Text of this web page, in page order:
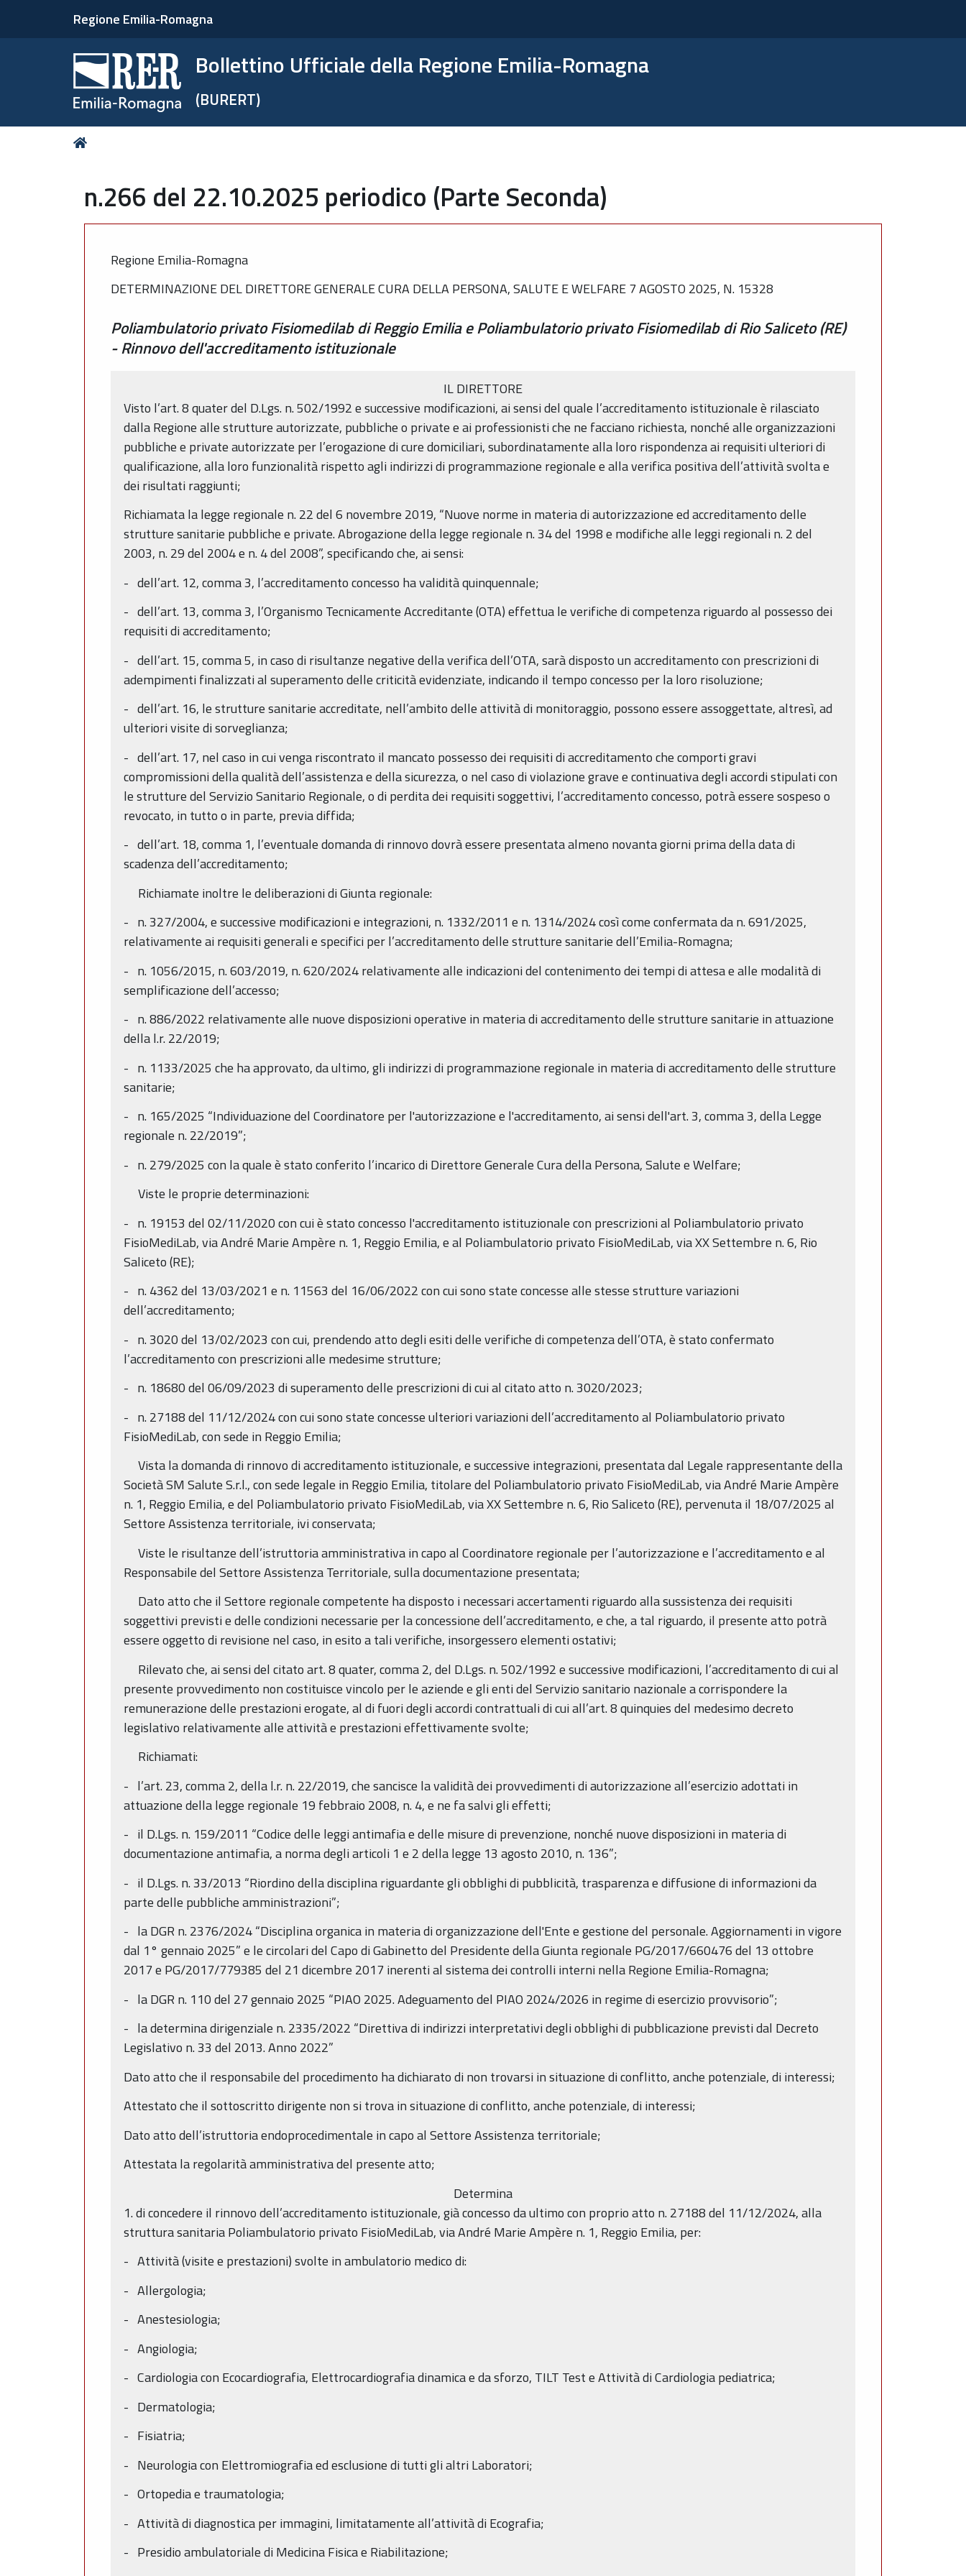
Regione Emilia-Romagna
Bollettino Ufficiale della Regione Emilia-Romagna
(BURERT)
Tu
n.266 del 22.10.2025 periodico (Parte Seconda)
Regione Emilia-Romagna
DETERMINAZIONE DEL DIRETTORE GENERALE CURA DELLA PERSONA, SALUTE E WELFARE 7 AGOSTO 2025, N. 15328
Poliambulatorio privato Fisiomedilab di Reggio Emilia e Poliambulatorio privato Fisiomedilab di Rio Saliceto (RE)
- Rinnovo dell'accreditamento istituzionale
IL DIRETTORE
Visto l’art. 8 quater del D.Lgs. n. 502/1992 e successive modificazioni, ai sensi del quale l’accreditamento istituzionale è rilasciato
dalla Regione alle strutture autorizzate, pubbliche o private e ai professionisti che ne facciano richiesta, nonché alle organizzazioni
pubbliche e private autorizzate per l’erogazione di cure domiciliari, subordinatamente alla loro rispondenza ai requisiti ulteriori di
qualificazione, alla loro funzionalità rispetto agli indirizzi di programmazione regionale e alla verifica positiva dell’attività svolta e
dei risultati raggiunti;
Richiamata la legge regionale n. 22 del 6 novembre 2019, “Nuove norme in materia di autorizzazione ed accreditamento delle
strutture sanitarie pubbliche e private. Abrogazione della legge regionale n. 34 del 1998 e modifiche alle leggi regionali n. 2 del
2003, n. 29 del 2004 e n. 4 del 2008”, specificando che, ai sensi:
- dell’art. 12, comma 3, l’accreditamento concesso ha validità quinquennale;
- dell’art. 13, comma 3, l’Organismo Tecnicamente Accreditante (OTA) effettua le verifiche di competenza riguardo al possesso dei
requisiti di accreditamento;
- dell’art. 15, comma 5, in caso di risultanze negative della verifica dell’OTA, sarà disposto un accreditamento con prescrizioni di
adempimenti finalizzati al superamento delle criticità evidenziate, indicando il tempo concesso per la loro risoluzione;
- dell’art. 16, le strutture sanitarie accreditate, nell’ambito delle attività di monitoraggio, possono essere assoggettate, altresì, ad
ulteriori visite di sorveglianza;
- dell’art. 17, nel caso in cui venga riscontrato il mancato possesso dei requisiti di accreditamento che comporti gravi
compromissioni della qualità dell’assistenza e della sicurezza, o nel caso di violazione grave e continuativa degli accordi stipulati con
le strutture del Servizio Sanitario Regionale, o di perdita dei requisiti soggettivi, l’accreditamento concesso, potrà essere sospeso o
revocato, in tutto o in parte, previa diffida;
- dell’art. 18, comma 1, l’eventuale domanda di rinnovo dovrà essere presentata almeno novanta giorni prima della data di
scadenza dell’accreditamento;
Richiamate inoltre le deliberazioni di Giunta regionale:
- n. 327/2004, e successive modificazioni e integrazioni, n. 1332/2011 e n. 1314/2024 così come confermata da n. 691/2025,
relativamente ai requisiti generali e specifici per l’accreditamento delle strutture sanitarie dell’Emilia-Romagna;
- n. 1056/2015, n. 603/2019, n. 620/2024 relativamente alle indicazioni del contenimento dei tempi di attesa e alle modalità di
semplificazione dell’accesso;
- n. 886/2022 relativamente alle nuove disposizioni operative in materia di accreditamento delle strutture sanitarie in attuazione
della l.r. 22/2019;
- n. 1133/2025 che ha approvato, da ultimo, gli indirizzi di programmazione regionale in materia di accreditamento delle strutture
sanitarie;
- n. 165/2025 “Individuazione del Coordinatore per l'autorizzazione e l'accreditamento, ai sensi dell'art. 3, comma 3, della Legge
regionale n. 22/2019”;
- n. 279/2025 con la quale è stato conferito l’incarico di Direttore Generale Cura della Persona, Salute e Welfare;
Viste le proprie determinazioni:
- n. 19153 del 02/11/2020 con cui è stato concesso l'accreditamento istituzionale con prescrizioni al Poliambulatorio privato
FisioMediLab, via André Marie Ampère n. 1, Reggio Emilia, e al Poliambulatorio privato FisioMediLab, via XX Settembre n. 6, Rio
Saliceto (RE);
- n. 4362 del 13/03/2021 e n. 11563 del 16/06/2022 con cui sono state concesse alle stesse strutture variazioni
dell’accreditamento;
- n. 3020 del 13/02/2023 con cui, prendendo atto degli esiti delle verifiche di competenza dell’OTA, è stato confermato
l’accreditamento con prescrizioni alle medesime strutture;
- n. 18680 del 06/09/2023 di superamento delle prescrizioni di cui al citato atto n. 3020/2023;
- n. 27188 del 11/12/2024 con cui sono state concesse ulteriori variazioni dell’accreditamento al Poliambulatorio privato
FisioMediLab, con sede in Reggio Emilia;
Vista la domanda di rinnovo di accreditamento istituzionale, e successive integrazioni, presentata dal Legale rappresentante della
Società SM Salute S.r.l., con sede legale in Reggio Emilia, titolare del Poliambulatorio privato FisioMediLab, via André Marie Ampère
n. 1, Reggio Emilia, e del Poliambulatorio privato FisioMediLab, via XX Settembre n. 6, Rio Saliceto (RE), pervenuta il 18/07/2025 al
Settore Assistenza territoriale, ivi conservata;
Viste le risultanze dell’istruttoria amministrativa in capo al Coordinatore regionale per l’autorizzazione e l’accreditamento e al
Responsabile del Settore Assistenza Territoriale, sulla documentazione presentata;
Dato atto che il Settore regionale competente ha disposto i necessari accertamenti riguardo alla sussistenza dei requisiti
soggettivi previsti e delle condizioni necessarie per la concessione dell’accreditamento, e che, a tal riguardo, il presente atto potrà
essere oggetto di revisione nel caso, in esito a tali verifiche, insorgessero elementi ostativi;
Rilevato che, ai sensi del citato art. 8 quater, comma 2, del D.Lgs. n. 502/1992 e successive modificazioni, l’accreditamento di cui al
presente provvedimento non costituisce vincolo per le aziende e gli enti del Servizio sanitario nazionale a corrispondere la
remunerazione delle prestazioni erogate, al di fuori degli accordi contrattuali di cui all’art. 8 quinquies del medesimo decreto
legislativo relativamente alle attività e prestazioni effettivamente svolte;
Richiamati:
- l’art. 23, comma 2, della l.r. n. 22/2019, che sancisce la validità dei provvedimenti di autorizzazione all’esercizio adottati in
attuazione della legge regionale 19 febbraio 2008, n. 4, e ne fa salvi gli effetti;
- il D.Lgs. n. 159/2011 “Codice delle leggi antimafia e delle misure di prevenzione, nonché nuove disposizioni in materia di
documentazione antimafia, a norma degli articoli 1 e 2 della legge 13 agosto 2010, n. 136”;
- il D.Lgs. n. 33/2013 “Riordino della disciplina riguardante gli obblighi di pubblicità, trasparenza e diffusione di informazioni da
parte delle pubbliche amministrazioni”;
- la DGR n. 2376/2024 “Disciplina organica in materia di organizzazione dell'Ente e gestione del personale. Aggiornamenti in vigore
dal 1° gennaio 2025” e le circolari del Capo di Gabinetto del Presidente della Giunta regionale PG/2017/660476 del 13 ottobre
2017 e PG/2017/779385 del 21 dicembre 2017 inerenti al sistema dei controlli interni nella Regione Emilia-Romagna;
- la DGR n. 110 del 27 gennaio 2025 “PIAO 2025. Adeguamento del PIAO 2024/2026 in regime di esercizio provvisorio”;
- la determina dirigenziale n. 2335/2022 “Direttiva di indirizzi interpretativi degli obblighi di pubblicazione previsti dal Decreto
Legislativo n. 33 del 2013. Anno 2022”
Dato atto che il responsabile del procedimento ha dichiarato di non trovarsi in situazione di conflitto, anche potenziale, di interessi;
Attestato che il sottoscritto dirigente non si trova in situazione di conflitto, anche potenziale, di interessi;
Dato atto dell’istruttoria endoprocedimentale in capo al Settore Assistenza territoriale;
Attestata la regolarità amministrativa del presente atto;
Determina
1. di concedere il rinnovo dell’accreditamento istituzionale, già concesso da ultimo con proprio atto n. 27188 del 11/12/2024, alla
struttura sanitaria Poliambulatorio privato FisioMediLab, via André Marie Ampère n. 1, Reggio Emilia, per:
- Attività (visite e prestazioni) svolte in ambulatorio medico di:
- Allergologia;
- Anestesiologia;
- Angiologia;
- Cardiologia con Ecocardiografia, Elettrocardiografia dinamica e da sforzo, TILT Test e Attività di Cardiologia pediatrica;
- Dermatologia;
- Fisiatria;
- Neurologia con Elettromiografia ed esclusione di tutti gli altri Laboratori;
- Ortopedia e traumatologia;
- Attività di diagnostica per immagini, limitatamente all’attività di Ecografia;
- Presidio ambulatoriale di Medicina Fisica e Riabilitazione;